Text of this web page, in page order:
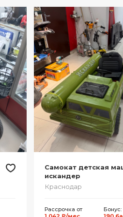
Самокат детская
искандер
Краснодар
Рассрочка от
Бонус: